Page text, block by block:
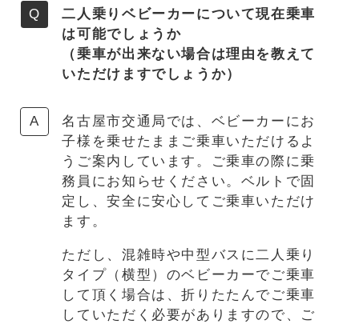
二人乗りベビーカーについて現在乗車
は可能でしょうか
（乗車が出来ない場合は理由を教えて
いただけますでしょうか）
名古屋市交通局では、ベビーカーにお
子様を乗せたままご乗車いただけるよ
うご案内しています。ご乗車の際に乗
務員にお知らせください。ベルトで固
定し、安全に安心してご乗車いただけ
ます。
ただし、混雑時や中型バスに二人乗り
タイプ（横型）のベビーカーでご乗車
して頂く場合は、折りたたんでご乗車
していただく必要がありますので、ご